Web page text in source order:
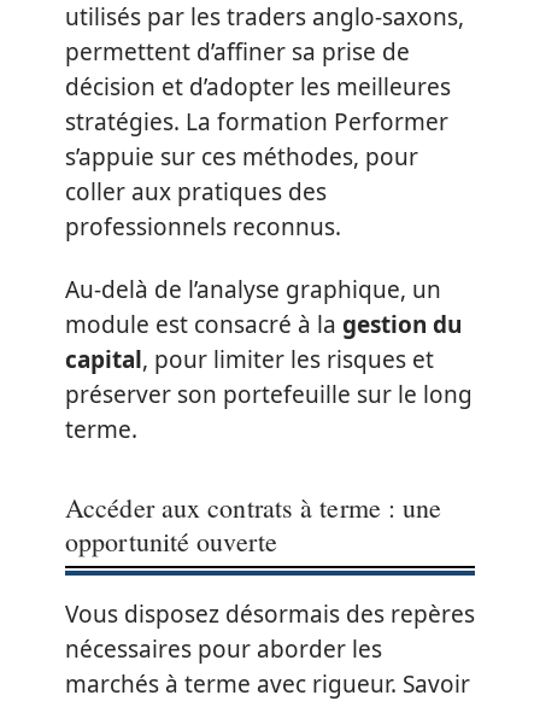
utilisés par les traders anglo-saxons,
permettent d’affiner sa prise de
décision et d’adopter les meilleures
stratégies. La formation Performer
s’appuie sur ces méthodes, pour
coller aux pratiques des
professionnels reconnus.
Au-delà de l’analyse graphique, un
module est consacré à la gestion du
capital, pour limiter les risques et
préserver son portefeuille sur le long
terme.
Accéder aux contrats à terme : une
opportunité ouverte
Vous disposez désormais des repères
nécessaires pour aborder les
marchés à terme avec rigueur. Savoir